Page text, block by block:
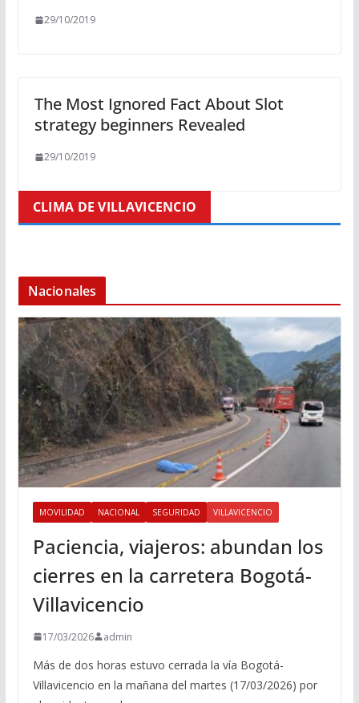
29/10/2019
The Most Ignored Fact About Slot
strategy beginners Revealed
29/10/2019
CLIMA DE VILLAVICENCIO
Nacionales
MOVILIDAD NACIONAL SEGURIDAD VILLAVICENCIO
Paciencia, viajeros: abundan los
cierres en la carretera Bogotá-
Villavicencio
17/03/2026 admin
Más de dos horas estuvo cerrada la vía Bogotá-
Villavicencio en la mañana del martes (17/03/2026) por